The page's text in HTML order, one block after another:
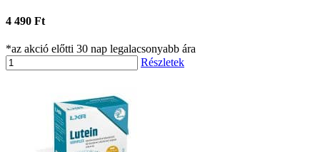
4 490 Ft
*az akció előtti 30 nap legalacsonyabb ára
Részletek